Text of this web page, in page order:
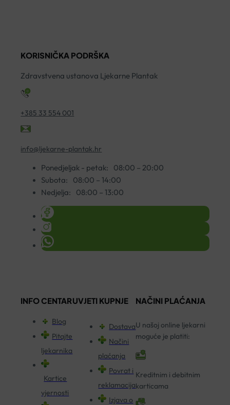
količina
KORISNIČKA PODRŠKA
Zdravstvena ustanova Ljekarne Plantak
+385 33 554 001
info@ljekarne-plantak.hr
Ponedjeljak - petak:
08:00 – 20:00
Subota:
08:00 – 14:00
Nedjelja:
08:00 – 13:00
INFO CENTAR
Blog
Pitajte
ljekarnika
Kartice
vjernosti
UVJETI KUPNJE
Dostava
Načini
plaćanja
Povrat i
reklamacija
Izjava o
NAČINI PLAĆANJA
U našoj online ljekarni
moguće je platiti:
Kreditnim i debitnim
karticama